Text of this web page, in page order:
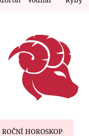
ROČNÍ HOROSKOP